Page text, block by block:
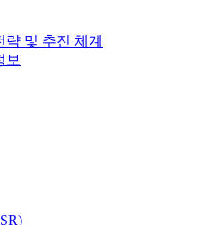
략 및 추진 체계
보